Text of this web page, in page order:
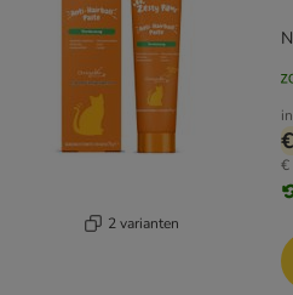
2 varianten
€